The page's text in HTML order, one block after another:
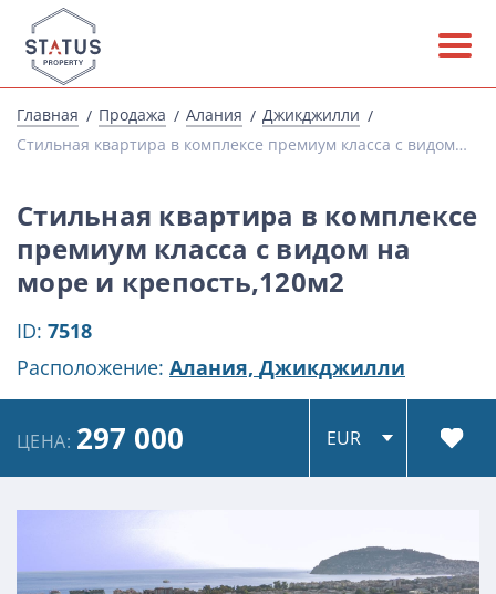
Главная Продажа Алания
Джикджилли
Стильная квартира в комплексе премиум класса с видом на море и крепость,120м2
Стильная квартира в комплексе
премиум класса с видом на
море и крепость,120м2
ID: 7518
Расположение: Алания, Джикджилли
ЦЕНА: 297 000